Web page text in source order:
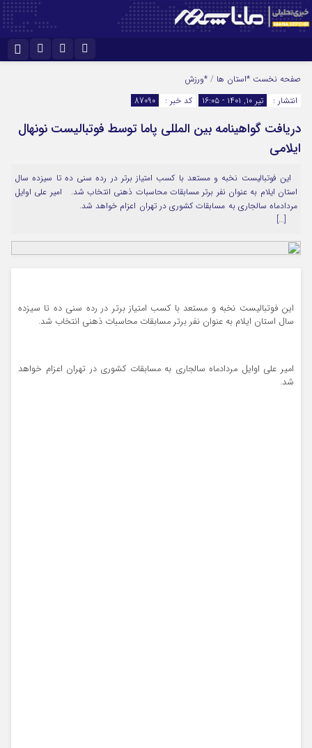
اینستاگرام
سروش
آپارات
نام کاربری یا نشانی ایمیل
رمز عبور
مرا به خاطر بسپار
صفحه نخست *استان ها / *ورزش
انتشار :
تیر ۱۰, ۱۴۰۱ - ۱۶:۰۵ کد خبر : 87090
دریافت گواهینامه بین المللی پاما توسط فوتبالیست نونهال
ایلامی
این فوتبالیست نخبه و مستعد با کسب امتیاز برتر در رده سنی ده تا سیزده سال
استان ایلام به عنوان نفر برتر مسابقات محاسبات ذهنی انتخاب شد. امیر علی اوایل
مردادماه سالجاری به مسابقات کشوری در تهران اعزام خواهد شد.
[…]
این فوتبالیست نخبه و مستعد با کسب امتیاز برتر در رده سنی ده تا سیزده
سال استان ایلام به عنوان نفر برتر مسابقات محاسبات ذهنی انتخاب شد.
امیر علی اوایل مردادماه سالجاری به مسابقات کشوری در تهران اعزام خواهد
شد.